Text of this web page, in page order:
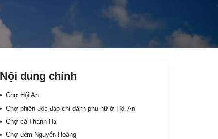
Nội dung chính
Chợ Hội An
Chợ phiên độc đáo chỉ dành phụ nữ ở Hội An
Chợ cá Thanh Hà
Chợ đêm Nguyễn Hoàng